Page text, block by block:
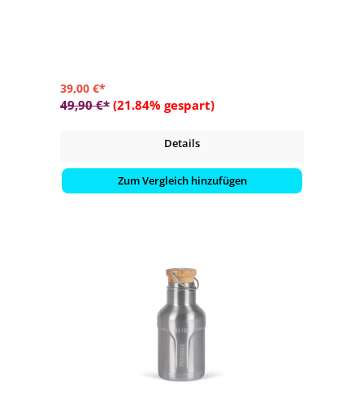
39,00 €*
49,90 €* (21.84% gespart)
Details
Zum Vergleich hinzufügen